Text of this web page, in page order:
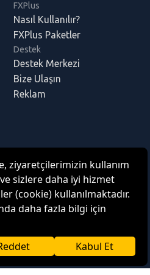
FXPlus
Nasıl Kullanılır?
FXPlus Paketler
Destek
Destek Merkezi
Bize Ulaşın
Reklam
Hizmetleri A.Ş.